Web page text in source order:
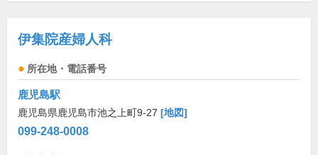
伊集院産婦人科
所在地・電話番号
鹿児島駅
鹿児島県鹿児島市池之上町9-27 [地図]
099-248-0008